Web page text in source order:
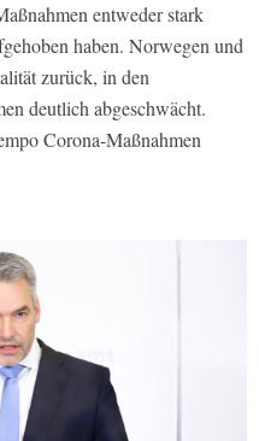
entweder stark
haben. Norwegen und
zurück, in den
deutlich abgeschwächt.
Corona-Maßnahmen